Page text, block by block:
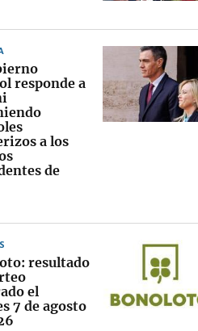
responde a
a los
de
resultado
el
7 de agosto